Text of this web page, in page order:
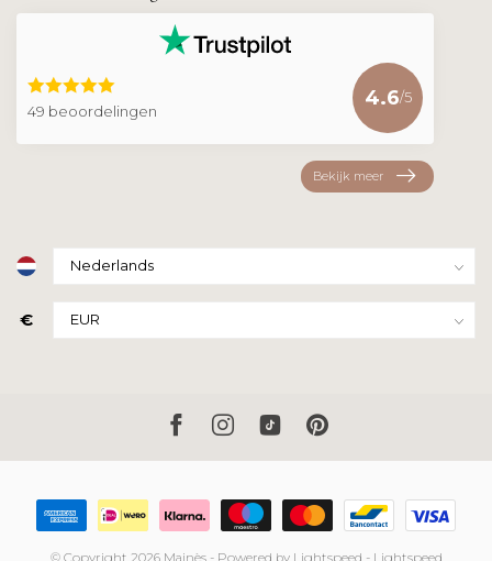
49 beoordelingen
4.6/5
Bekijk meer
€
© Copyright 2026 Mainès - Powered by Lightspeed - Lightspeed